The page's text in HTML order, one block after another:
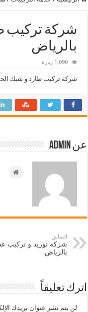
شركة تركيب
بالرياض
1,090 زيارة
شركة تركيب طارد و شبك
عن admin
السابق
شركة توريد و تركيب
بالرياض
اترك تعليقاً
لن يتم نشر عنوان بريدك